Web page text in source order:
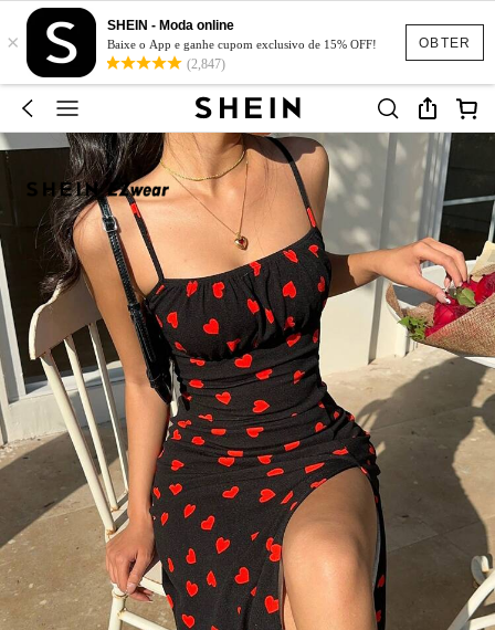
OBTER
×
SHEIN - Moda online
Baixe o App e ganhe cupom exclusivo de 15% OFF!
(2,847)